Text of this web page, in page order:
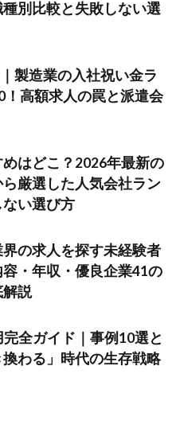
別比較と失敗しない選
製造業の入社祝い金ラ
！高額求人の罠と派遣会
はどこ？2026年最新の
厳選した人気会社ラン
い選び方
の求人を探す未経験者
・年収・優良企業41の
説
全ガイド｜事例10選と
換わる」時代の生存戦略